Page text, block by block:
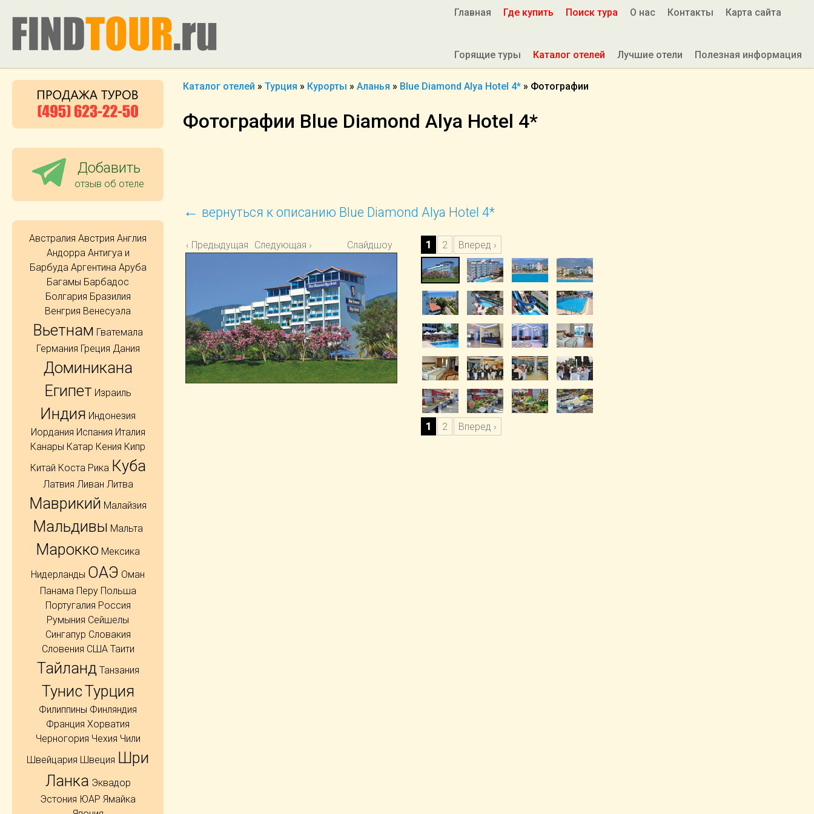
Главная Где купить Поиск тура О нас Контакты Карта сайта
Горящие туры Каталог отелей Лучшие отели Полезная информация
Каталог отелей » Турция » Курорты » Аланья » Blue Diamond Alya Hotel 4* » Фотографии
Фотографии Blue Diamond Alya Hotel 4*
← вернуться к описанию Blue Diamond Alya Hotel 4*
‹ Предыдущая Следующая › Слайдшоу 1 2 Вперед ›
1 2 Вперед ›
Добавить
отзыв об отеле
Австралия Австрия Англия
Андорра Антигуа и
Барбуда Аргентина Аруба
Багамы Барбадос
Болгария Бразилия
Венгрия Венесуэла
Вьетнам Гватемала
Германия Греция Дания
Доминикана
Египет Израиль
Индия Индонезия
Иордания Испания Италия
Канары Катар Кения Кипр
Китай Коста Рика Куба
Латвия Ливан Литва
Маврикий Малайзия
Мальдивы Мальта
Марокко Мексика
Нидерланды ОАЭ Оман
Панама Перу Польша
Португалия Россия
Румыния Сейшелы
Сингапур Словакия
Словения США Таити
Тайланд Танзания
ТунисТурция
Филиппины Финляндия
Франция Хорватия
Черногория Чехия Чили
Швейцария Швеция Шри
Ланка Эквадор
Эстония ЮАР Ямайка